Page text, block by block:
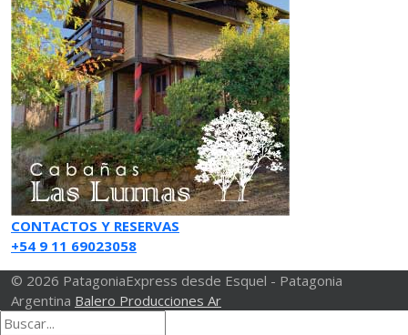
CONTACTOS Y RESERVAS
+54 9 11 69023058
© 2026 PatagoniaExpress desde Esquel - Patagonia
Argentina Balero Producciones Ar